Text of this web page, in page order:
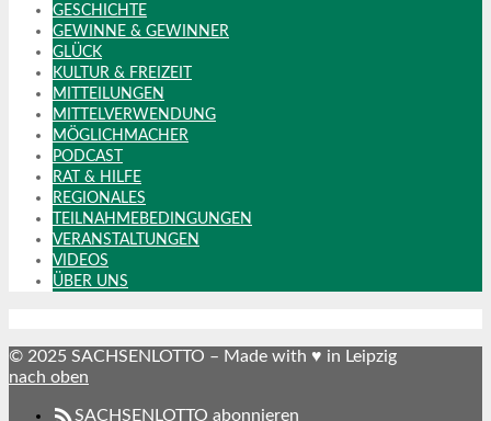
GESCHICHTE
GEWINNE & GEWINNER
GLÜCK
KULTUR & FREIZEIT
MITTEILUNGEN
MITTELVERWENDUNG
MÖGLICHMACHER
PODCAST
RAT & HILFE
REGIONALES
TEILNAHMEBEDINGUNGEN
VERANSTALTUNGEN
VIDEOS
ÜBER UNS
© 2025 SACHSENLOTTO – Made with ♥ in Leipzig
nach oben
SACHSENLOTTO abonnieren